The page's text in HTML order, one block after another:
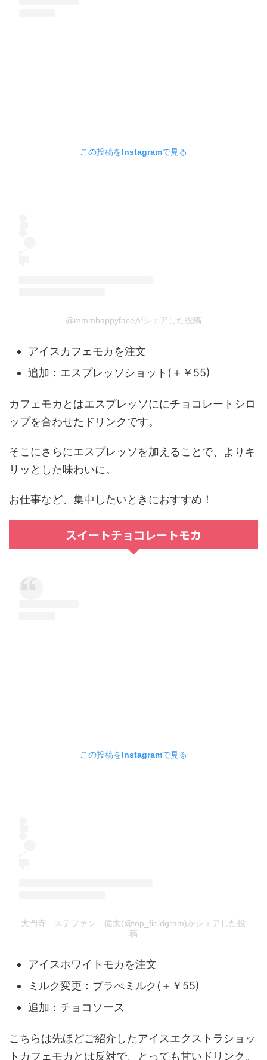
この投稿をInstagramで見る
@mmmhappyfaceがシェアした投稿
アイスカフェモカを注文
追加：エスプレッソショット(＋￥55)
カフェモカとはエスプレッソににチョコレートシロ
ップを合わせたドリンクです。
そこにさらにエスプレッソを加えることで、よりキ
リッとした味わいに。
お仕事など、集中したいときにおすすめ！
スイートチョコレートモカ
この投稿をInstagramで見る
大門寺 ステファン 健太(@top_fieldgram)がシェアした投
稿
アイスホワイトモカを注文
ミルク変更：ブラべミルク(＋￥55)
追加：チョコソース
こちらは先ほどご紹介したアイスエクストラショッ
トカフェモカとは反対で、とっても甘いドリンク。